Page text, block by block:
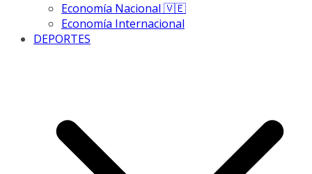
Economía Nacional 🇻🇪
Economía Internacional
DEPORTES